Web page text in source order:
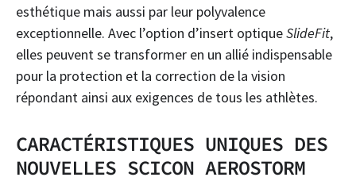
esthétique mais aussi par leur polyvalence
exceptionnelle. Avec l’option d’insert optiqueSlideFit,
elles peuvent se transformer en un allié indispensable
pour la protection et la correction de la vision
répondant ainsi aux exigences de tous les athlètes.
CARACTÉRISTIQUES UNIQUES DES
NOUVELLES SCICON AEROSTORM